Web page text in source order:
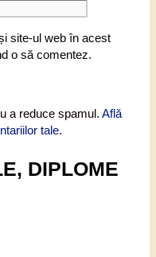
site-ul web în acest
o să comentez.
a reduce spamul. Află
tale.
DIPLOME